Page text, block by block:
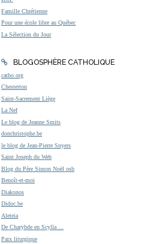
Famille Chrétienne
Pour une école libre au Québec
La Sélection du Jour
BLOGOSPHÈRE CATHOLIQUE
catho.org
Chesterton
Saint-Sacrement Liège
La Nef
Le blog de Jeanne Smits
donchristophe.be
le blog de Jean-Pierre Snyers
Saint Joseph du Web
Blog du Père Simon Noël osb
Benoît-et-moi
Diakonos
Didoc.be
Aleteia
De Charybde en Scylla ...
Paix liturgique